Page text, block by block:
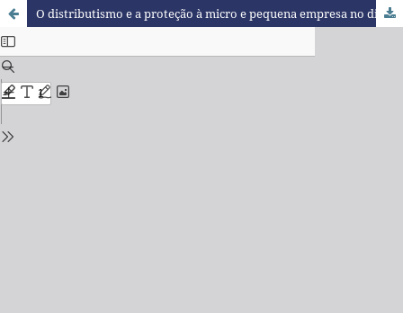
O distributismo e a proteção à micro e pequena empresa no direito brasileiro